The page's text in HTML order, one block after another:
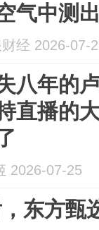
气中测
经 2026-07-
八年的
直播的
2026-07-25
东方甄